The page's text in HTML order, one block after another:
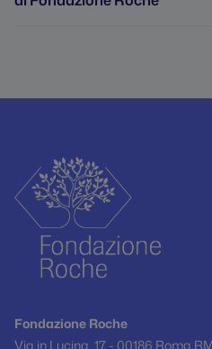
Fondazione Roche
Via in Lucina, 17 - 00186 Roma